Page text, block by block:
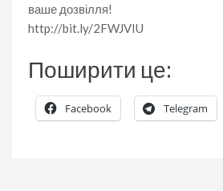
ваше дозвілля!
http://bit.ly/2FWJVIU
Поширити це:
Facebook Telegram